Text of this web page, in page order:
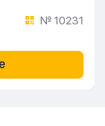
№ 10231